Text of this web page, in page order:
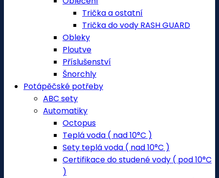
Trička a ostatní
Trička do vody RASH GUARD
Obleky
Ploutve
Příslušenství
Šnorchly
Potápěčské potřeby
ABC sety
Automatiky
Octopus
Teplá voda ( nad 10°C )
Sety teplá voda ( nad 10°C )
Certifikace do studené vody ( pod 10°C
)